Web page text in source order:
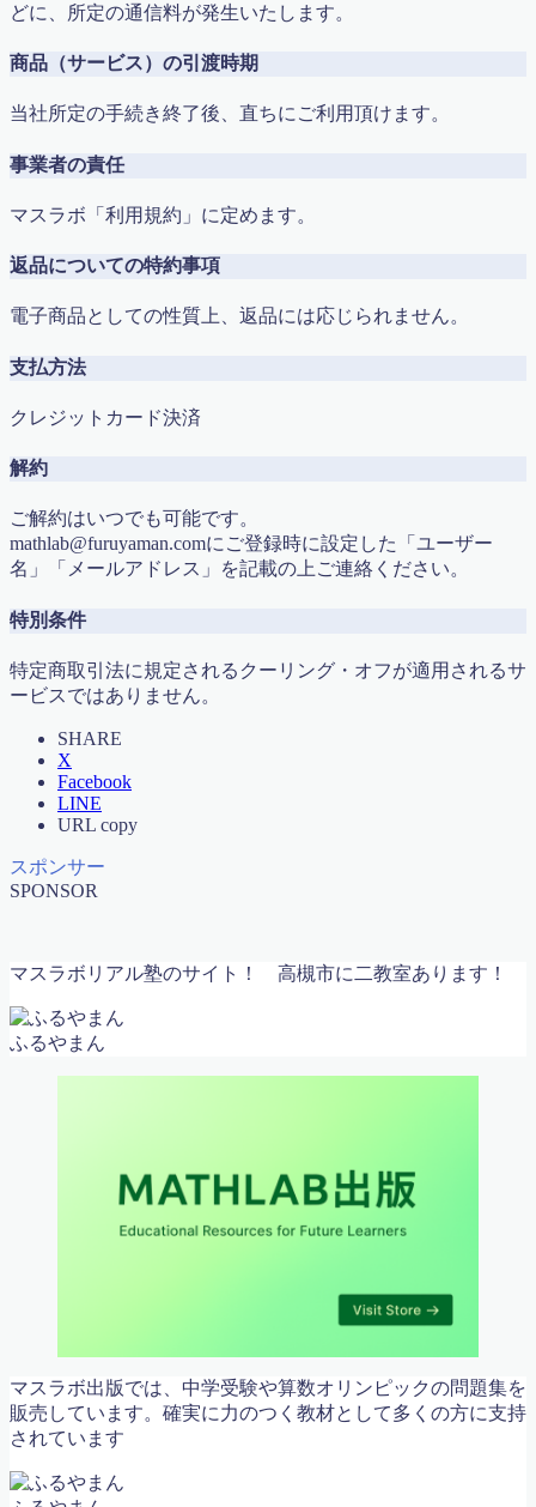
どに、所定の通信料が発生いたします。
商品（サービス）の引渡時期
当社所定の手続き終了後、直ちにご利用頂けます。
事業者の責任
マスラボ「利用規約」に定めます。
返品についての特約事項
電子商品としての性質上、返品には応じられません。
支払方法
クレジットカード決済
解約
ご解約はいつでも可能です。
mathlab@furuyaman.comにご登録時に設定した「ユーザー
名」「メールアドレス」を記載の上ご連絡ください。
特別条件
特定商取引法に規定されるクーリング・オフが適用されるサ
ービスではありません。
SHARE
X
Facebook
LINE
URL copy
スポンサー
SPONSOR
マスラボリアル塾のサイト！ 高槻市に二教室あります！
ふるやまん
マスラボ出版では、中学受験や算数オリンピックの問題集を
販売しています。確実に力のつく教材として多くの方に支持
されています